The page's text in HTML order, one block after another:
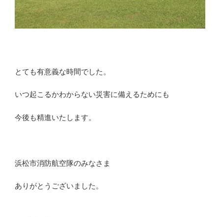
とても有意義な時間でした。
いつ起こるかわからない災害に備えるためにも
今後も精進いたします。
浜松市消防航空隊のみなさま
ありがとうございました。